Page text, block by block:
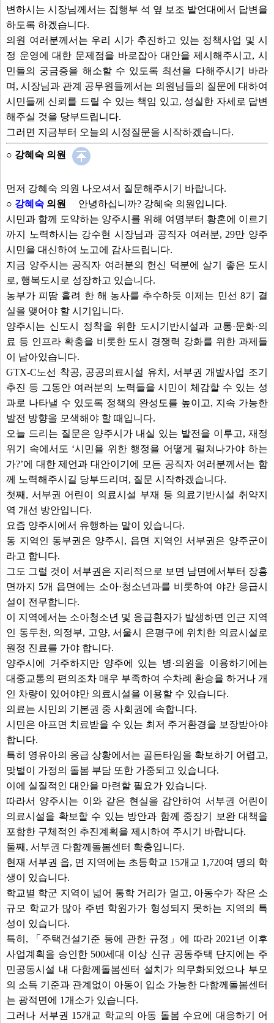
변하시는 시장님께서는 집행부 석 옆 보조 발언대에서 답변을
하도록 하겠습니다.
의원 여러분께서는 우리 시가 추진하고 있는 정책사업 및 시
정 운영에 대한 문제점을 바로잡아 대안을 제시해주시고, 시
민들의 궁금증을 해소할 수 있도록 최선을 다해주시기 바라
며, 시장님과 관계 공무원들께서는 의원님들의 질문에 대하여
시민들께 신뢰를 드릴 수 있는 책임 있고, 성실한 자세로 답변
해주실 것을 당부드립니다.
그러면 지금부터 오늘의 시정질문을 시작하겠습니다.
○ 강혜숙 의원
먼저 강혜숙 의원 나오셔서 질문해주시기 바랍니다.
○ 강혜숙 의원
안녕하십니까? 강혜숙 의원입니다.
시민과 함께 도약하는 양주시를 위해 여명부터 황혼에 이르기
까지 노력하시는 강수현 시장님과 공직자 여러분, 29만 양주
시민을 대신하여 노고에 감사드립니다.
지금 양주시는 공직자 여러분의 헌신 덕분에 살기 좋은 도시
로, 행복도시로 성장하고 있습니다.
농부가 피땀 흘려 한 해 농사를 추수하듯 이제는 민선 8기 결
실을 맺어야 할 시기입니다.
양주시는 신도시 정착을 위한 도시기반시설과 교통·문화·의
료 등 인프라 확충을 비롯한 도시 경쟁력 강화를 위한 과제들
이 남아있습니다.
GTX-C노선 착공, 공공의료시설 유치, 서부권 개발사업 조기
추진 등 그동안 여러분의 노력들을 시민이 체감할 수 있는 성
과로 나타낼 수 있도록 정책의 완성도를 높이고, 지속 가능한
발전 방향을 모색해야 할 때입니다.
오늘 드리는 질문은 양주시가 내실 있는 발전을 이루고, 재정
위기 속에서도 ‘시민을 위한 행정을 어떻게 펼쳐나가야 하는
가?’에 대한 제언과 대안이기에 모든 공직자 여러분께서는 함
께 노력해주시길 당부드리며, 질문 시작하겠습니다.
첫째, 서부권 어린이 의료시설 부재 등 의료기반시설 취약지
역 개선 방안입니다.
요즘 양주시에서 유행하는 말이 있습니다.
동 지역인 동부권은 양주시, 읍면 지역인 서부권은 양주군이
라고 합니다.
그도 그럴 것이 서부권은 지리적으로 보면 남면에서부터 장흥
면까지 5개 읍면에는 소아·청소년과를 비롯하여 야간 응급시
설이 전무합니다.
이 지역에서는 소아청소년 및 응급환자가 발생하면 인근 지역
인 동두천, 의정부, 고양, 서울시 은평구에 위치한 의료시설로
원정 진료를 가야 합니다.
양주시에 거주하지만 양주에 있는 병·의원을 이용하기에는
대중교통의 편의조차 매우 부족하여 수차례 환승을 하거나 개
인 차량이 있어야만 의료시설을 이용할 수 있습니다.
의료는 시민의 기본권 중 사회권에 속합니다.
시민은 아프면 치료받을 수 있는 최저 주거환경을 보장받아야
합니다.
특히 영유아의 응급 상황에서는 골든타임을 확보하기 어렵고,
맞벌이 가정의 돌봄 부담 또한 가중되고 있습니다.
이에 실질적인 대안을 마련할 필요가 있습니다.
따라서 양주시는 이와 같은 현실을 감안하여 서부권 어린이
의료시설을 확보할 수 있는 방안과 함께 중장기 보완 대책을
포함한 구체적인 추진계획을 제시하여 주시기 바랍니다.
둘째, 서부권 다함께돌봄센터 확충입니다.
현재 서부권 읍, 면 지역에는 초등학교 15개교 1,720여 명의 학
생이 있습니다.
학교별 학군 지역이 넓어 통학 거리가 멀고, 아동수가 작은 소
규모 학교가 많아 주변 학원가가 형성되지 못하는 지역의 특
성이 있습니다.
특히, 「주택건설기준 등에 관한 규정」에 따라 2021년 이후
사업계획을 승인한 500세대 이상 신규 공동주택 단지에는 주
민공동시설 내 다함께돌봄센터 설치가 의무화되었으나 부모
의 소득 기준과 관계없이 아동이 입소 가능한 다함께돌봄센터
는 광적면에 1개소가 있습니다.
그러나 서부권 15개교 학교의 아동 돌봄 수요에 대응하기 어